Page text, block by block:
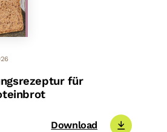
für
Download